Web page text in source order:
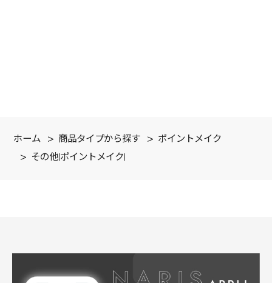
ホーム > 商品タイプから探す > ポイントメイク
>
その他(ポイントメイク)